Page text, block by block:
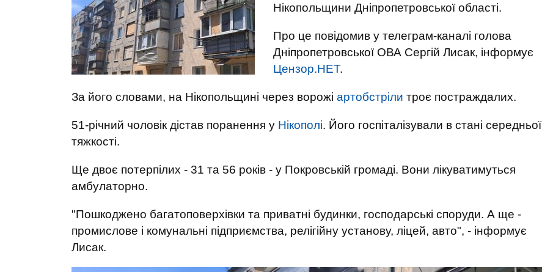
Нікопольщини Дніпропетровської області.
Про це повідомив у телеграм-каналі голова
Дніпропетровської ОВА Сергій Лисак, інформує
Цензор.НЕТ.
За його словами, на Нікопольщині через ворожі артобстріли троє постраждалих.
51-річний чоловік дістав поранення у Нікополі. Його госпіталізували в стані середньої
тяжкості.
Ще двоє потерпілих - 31 та 56 років - у Покровській громаді. Вони лікуватимуться
амбулаторно.
"Пошкоджено багатоповерхівки та приватні будинки, господарські споруди. А ще -
промислове і комунальні підприємства, релігійну установу, ліцей, авто", - інформує
Лисак.